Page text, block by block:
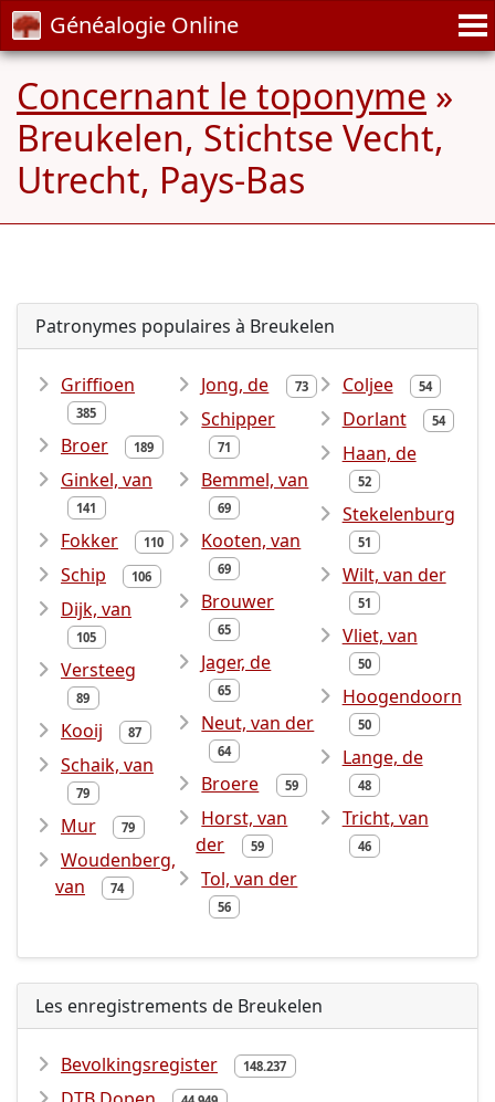
Généalogie Online
Concernant le toponyme »
Breukelen, Stichtse Vecht,
Utrecht, Pays-Bas
Patronymes populaires à Breukelen
Griffioen
385
Broer 189
Ginkel, van
141
Fokker 110
Schip 106
Dijk, van
105
Versteeg
89
Kooij 87
Schaik, van
79
Mur 79
Woudenberg,
van
74
Jong, de 73
Schipper
71
Bemmel, van
69
Kooten, van
69
Brouwer
65
Jager, de
65
Neut, van der
64
Broere 59
Horst, van
der
59
Tol, van der
56
Coljee 54
Dorlant 54
Haan, de
52
Stekelenburg
51
Wilt, van der
51
Vliet, van
50
Hoogendoorn
50
Lange, de
48
Tricht, van
46
Les enregistrements de Breukelen
Bevolkingsregister 148.237